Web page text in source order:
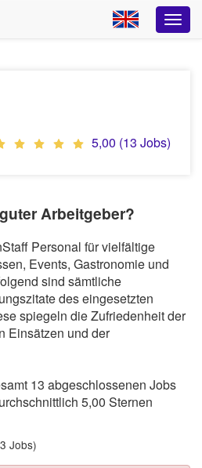
5,00 (13 Jobs)
Arbeitgeber?
Personal für vielfältige
Events, Gastronomie und
sind sämtliche
des eingesetzten
spiegeln die Zufriedenheit der
Einsätzen und der
13 abgeschlossenen Jobs
5,00 Sternen
Jobs)